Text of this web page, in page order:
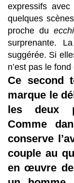
expressifs
quelques
proche du ecchi
surprenante.
suggérée. Si
n’est pas le
Ce second
marque le
les deux
Comme
conserve
couple au
en œuvre